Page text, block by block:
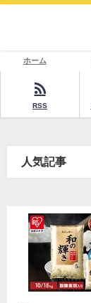
ホーム
RSS
人気記事